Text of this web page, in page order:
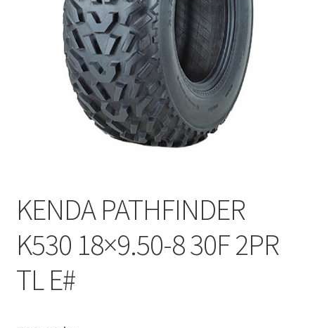
KENDA PATHFINDER
K530 18×9.50-8 30F 2PR
TL E#